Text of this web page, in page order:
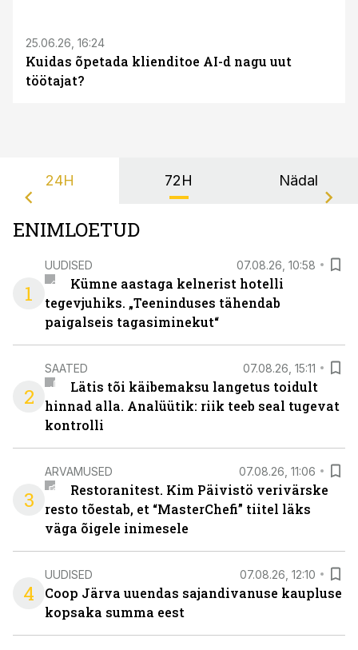
25.06.26, 16:24
Kuidas õpetada klienditoe AI-d nagu uut
töötajat?
24H 72H Nädal
ENIMLOETUD
1
UUDISED 07.08.26, 10:58
Kümne aastaga kelnerist hotelli
tegevjuhiks. „Teeninduses tähendab
paigalseis tagasiminekut“
2
SAATED 07.08.26, 15:11
Lätis tõi käibemaksu langetus toidult
hinnad alla. Analüütik: riik teeb seal tugevat
kontrolli
3
ARVAMUSED 07.08.26, 11:06
Restoranitest. Kim Päivistö verivärske
resto tõestab, et “MasterChefi” tiitel läks
väga õigele inimesele
4
UUDISED 07.08.26, 12:10
Coop Järva uuendas sajandivanuse kaupluse
kopsaka summa eest